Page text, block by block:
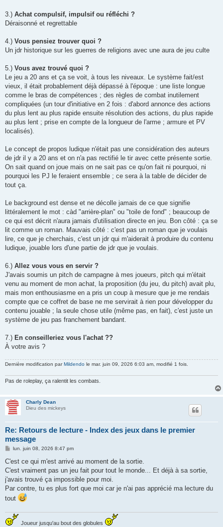
3.) Achat compulsif, impulsif ou réfléchi ?
Déraisonné et regrettable
4.) Vous pensiez trouver quoi ?
Un jdr historique sur les guerres de religions avec une aura de jeu culte
5.) Vous avez trouvé quoi ?
Le jeu a 20 ans et ça se voit, à tous les niveaux. Le système fait/est
vieux, il était probablement déjà dépassé à l'époque : une liste longue
comme le bras de compétences ; des règles de combat inutilement
compliquées (un tour d'initiative en 2 fois : d'abord annonce des actions
du plus lent au plus rapide ensuite résolution des actions, du plus rapide
au plus lent ; prise en compte de la longueur de l'arme ; armure et PV
localisés).
Le concept de propos ludique n'était pas une considération des auteurs
de jdr il y a 20 ans et on n'a pas rectifié le tir avec cette présente sortie.
On sait quand on joue mais on ne sait pas ce qu'on fait ni pourquoi, ni
pourquoi les PJ le feraient ensemble ; ce sera à la table de décider de
tout ça.
Le background est dense et ne décolle jamais de ce que signifie
littéralement le mot : càd "arrière-plan" ou "toile de fond" ; beaucoup de
ce qui est décrit n'aura jamais d'utilisation directe en jeu. Bon côté : ça se
lit comme un roman. Mauvais côté : c'est pas un roman que je voulais
lire, ce que je cherchais, c'est un jdr qui m'aiderait à produire du contenu
ludique, jouable lors d'une partie de jdr que je voulais.
6.) Allez vous vous en servir ?
J'avais soumis un pitch de campagne à mes joueurs, pitch qui m'était
venu au moment de mon achat, la proposition (du jeu, du pitch) avait plu,
mais mon enthousiasme en a pris un coup à mesure que je me rendais
compte que ce coffret de base ne me servirait à rien pour développer du
contenu jouable ; la seule chose utile (même pas, en fait), c'est juste un
système de jeu pas franchement bandant.
7.) En conseilleriez vous l'achat ??
À votre avis ?
Dernière modification parMildendo le mar. juin 09, 2026 6:03 am, modifié 1 fois.
Pas de roleplay, ça ralentit les combats.
Charly Dean
Dieu des mickeys
Re: Retours de lecture - Index des jeux dans le premier
message
M
s
a
g
lun. juin 08, 2026 8:47 pm
C'est ce qui m'est arrivé au moment de la sortie.
C'est vraiment pas un jeu fait pour tout le monde... Et déjà à sa sortie,
j'avais trouvé ça impossible pour moi.
Par contre, tu es plus fort que moi car je n'ai pas apprécié ma lecture du
tout
Joueur jusqu'au bout des globules